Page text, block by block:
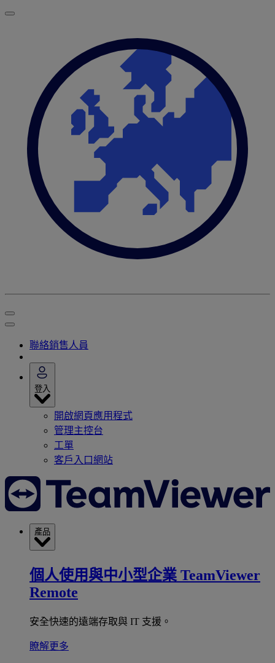
聯絡銷售人員
登入
開啟網頁應用程式
管理主控台
工單
客戶入口網站
產品
個人使用與中小型企業 TeamViewer
Remote
安全快速的遠端存取與 IT 支援。
瞭解更多